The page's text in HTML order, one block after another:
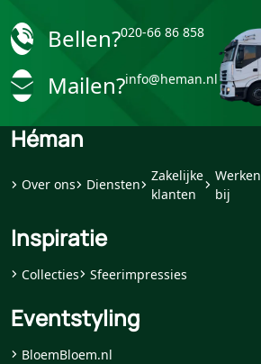
Bellen?020-66 86 858
Mailen?info@heman.nl
Héman
Over ons Diensten
Zakelijke
klanten
Werken
bij
Inspiratie
Collecties Sfeerimpressies
Eventstyling
BloemBloem.nl